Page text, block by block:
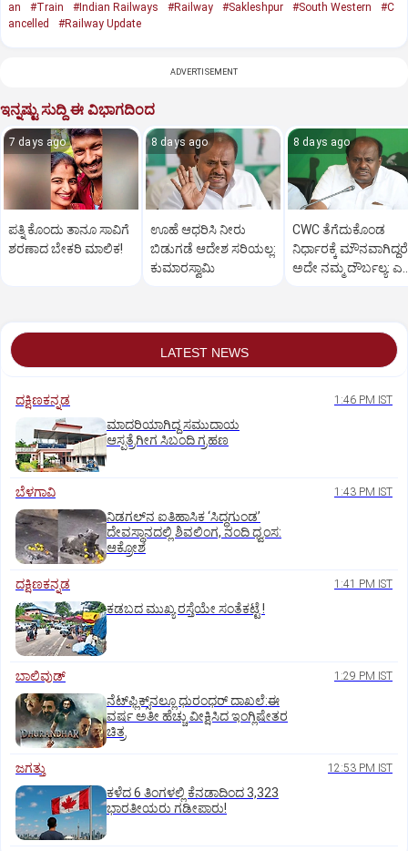
an
#Train #Indian Railways #Railway #Sakleshpur #South Western
#C
ancelled
#Railway Update
ADVERTISEMENT
ಇನ್ನಷ್ಟು ಸುದ್ದಿ ಈ ವಿಭಾಗದಿಂದ
7 days ago
ಪತ್ನಿ ಕೊಂದು ತಾನೂ ಸಾವಿಗೆ
ಶರಣಾದ ಬೇಕರಿ ಮಾಲಿಕ!
8 days ago
ಊಹೆ ಆಧರಿಸಿ ನೀರು
ಬಿಡುಗಡೆ ಆದೇಶ ಸರಿಯಲ್ಲ:
ಕುಮಾರಸ್ವಾಮಿ
8 days ago
CWC ತೆಗೆದುಕೊಂಡ
ನಿರ್ಧಾರಕ್ಕೆ ಮೌನವಾಗಿದ್ದರೆ
ಅದೇ ನಮ್ಮ ದೌರ್ಬಲ್ಯ:
LATEST NEWS
ದಕ್ಷಿಣಕನ್ನಡ 1:46 PM IST
ಮಾದರಿಯಾಗಿದ್ದ ಸಮುದಾಯ
ಆಸ್ಪತ್ರೆಗೀಗ ಸಿಬಂದಿ ಗ್ರಹಣ
ಬೆಳಗಾವಿ 1:43 PM IST
ನಿಡಗಲ್‌ನ ಐತಿಹಾಸಿಕ ‘ಸಿದ್ಧಗುಂಡ’
ದೇವಸ್ಥಾನದಲ್ಲಿ ಶಿವಲಿಂಗ, ನಂದಿ ಧ್ವಂಸ:
ಆಕ್ರೋಶ
ದಕ್ಷಿಣಕನ್ನಡ 1:41 PM IST
ಕಡಬದ ಮುಖ್ಯ ರಸ್ತೆಯೇ ಸಂತೆಕಟ್ಟೆ !
ಬಾಲಿವುಡ್‌ 1:29 PM IST
ನೆಟ್‌ಫ್ಲಿಕ್ಸ್‌ನಲ್ಲೂ ಧುರಂಧರ್‌ ದಾಖಲೆ:ಈ
ವರ್ಷ ಅತೀ ಹೆಚ್ಚು ವೀಕ್ಷಿಸಿದ ಇಂಗ್ಲಿಷೇತರ
ಚಿತ್ರ
ಜಗತ್ತು 12:53 PM IST
ಕಳೆದ 6 ತಿಂಗಳಲ್ಲಿ ಕೆನಡಾದಿಂದ 3,323
ಭಾರತೀಯರು ಗಡೀಪಾರು!